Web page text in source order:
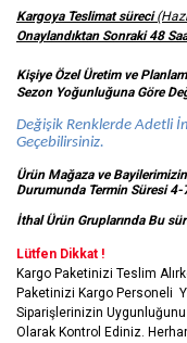
Kargoya Teslimat süreci
Onaylandıktan Sonraki 48
Kişiye Özel Üretim ve
Sezon Yoğunluğuna Göre
Değişik Renklerde Adetli
Geçebilirsiniz.
Ürün Mağaza ve
Durumunda Termin Süresi 4-
İthal Ürün Gruplarında Bu
Lütfen Dikkat !
Kargo Paketinizi Teslim
Paketinizi Kargo Personeli
Siparişlerinizin
Olarak Kontrol Ediniz.